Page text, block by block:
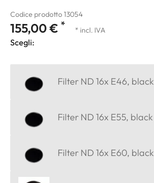
Codice prodotto 13054
155,00 € * * incl. IVA
Scegli:
Filter ND 16x E46, black
Filter ND 16x E55, black
Filter ND 16x E60, black